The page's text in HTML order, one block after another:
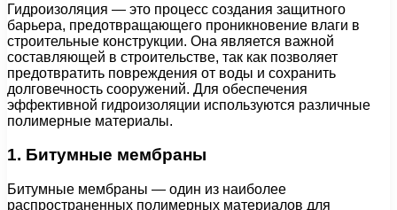
Гидроизоляция — это процесс создания защитного
барьера, предотвращающего проникновение влаги в
строительные конструкции. Она является важной
составляющей в строительстве, так как позволяет
предотвратить повреждения от воды и сохранить
долговечность сооружений. Для обеспечения
эффективной гидроизоляции используются различные
полимерные материалы.
1. Битумные мембраны
Битумные мембраны — один из наиболее
распространенных полимерных материалов для